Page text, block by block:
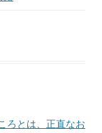
ろとは、正直なお